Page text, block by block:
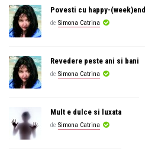
Povesti cu happy-(week)end
de Simona Catrina
Revedere peste ani si bani
de Simona Catrina
Mult e dulce si luxata
de Simona Catrina